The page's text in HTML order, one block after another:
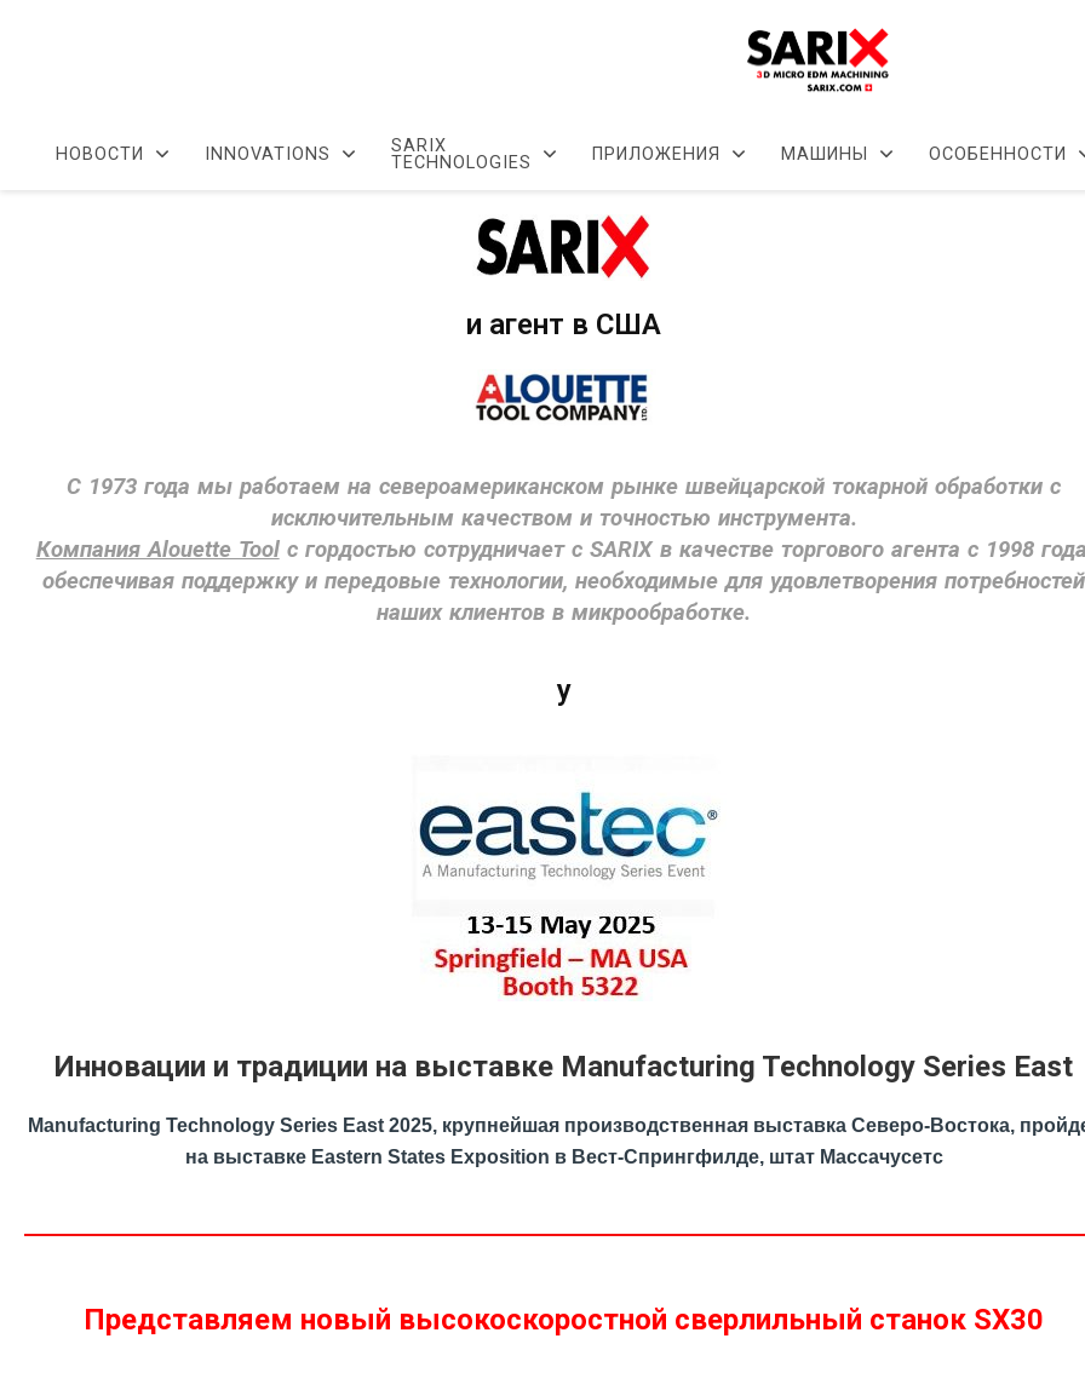
НОВОСТИ INNOVATIONS
SARIX
TECHNOLOGIES
ПРИЛОЖЕНИЯ МАШИНЫ ОСОБЕННОСТИ
и агент в США
С 1973 года мы работаем на североамериканском рынке швейцарской токарной обработки с
исключительным качеством и точностью инструмента.
Компания Alouette Toolс гордостью сотрудничает с SARIX в качестве торгового агента с 1998
обеспечивая поддержку и передовые технологии, необходимые для удовлетворения потребностей
наших клиентов в микрообработке.
у
Инновации и традиции на выставке Manufacturing Technology Series East
Manufacturing Technology Series East 2025, крупнейшая производственная выставка Северо-Востока,
на выставке Eastern States Exposition в Вест-Спрингфилде, штат Массачусетс
Представляем новый высокоскоростной сверлильный станок SX30